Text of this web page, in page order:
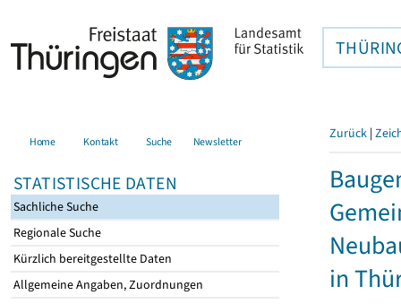
Home Kontakt Suche Newsletter
STATISTISCHE DATEN
Sachliche Suche
Regionale Suche
Kürzlich bereitgestellte Daten
Allgemeine Angaben, Zuordnungen
Zurück |
in